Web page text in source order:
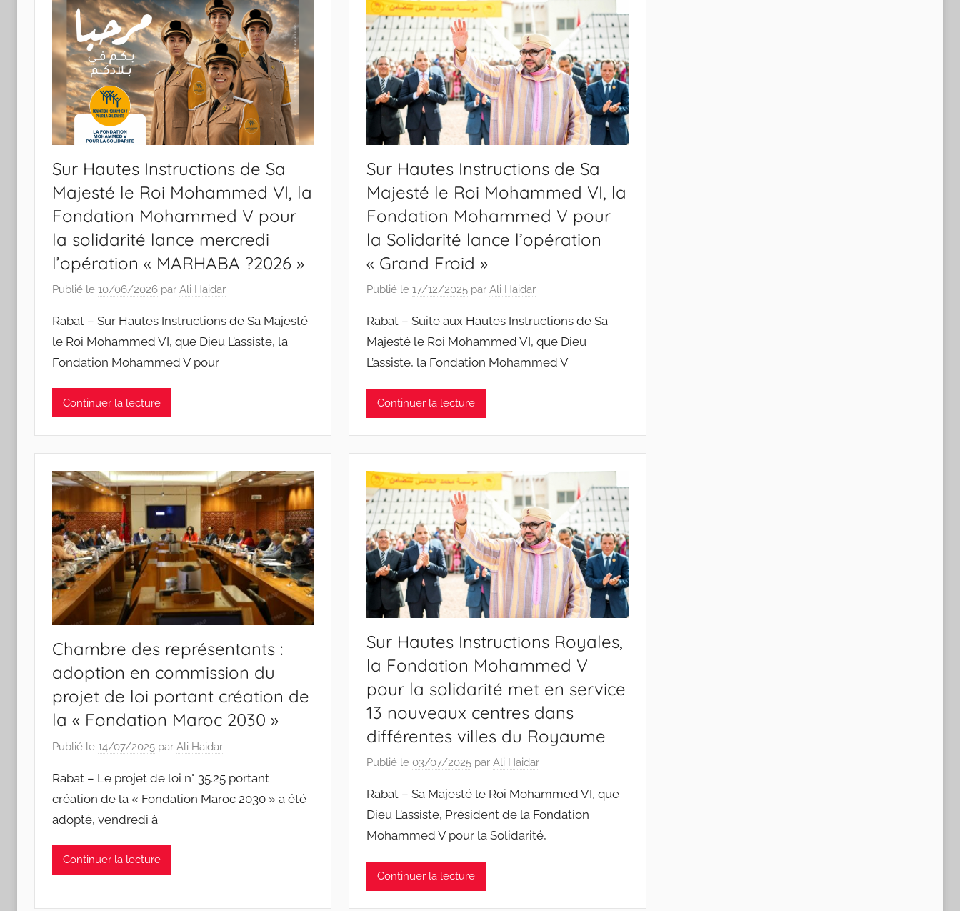
Sur Hautes Instructions de Sa
Majesté le Roi Mohammed VI, la
Fondation Mohammed V pour
la solidarité lance mercredi
l’opération « MARHABA ?2026 »
Publié le 10/06/2026 par Ali Haidar
Rabat – Sur Hautes Instructions de Sa Majesté
le Roi Mohammed VI, que Dieu L’assiste, la
Fondation Mohammed V pour
Continuer la lecture
Sur Hautes Instructions de Sa
Majesté le Roi Mohammed VI, la
Fondation Mohammed V pour
la Solidarité lance l’opération
« Grand Froid »
Publié le17/12/2025 parAli Haidar
Rabat – Suite aux Hautes Instructions de Sa
Majesté le Roi Mohammed VI, que Dieu
L’assiste, la Fondation Mohammed V
Continuer la lecture
Chambre des représentants :
adoption en commission du
projet de loi portant création de
la « Fondation Maroc 2030 »
Publié le 14/07/2025 par Ali Haidar
Rabat – Le projet de loi n° 35.25 portant
création de la « Fondation Maroc 2030 » a été
adopté, vendredi à
Continuer la lecture
Sur Hautes Instructions Royales,
la Fondation Mohammed V
pour la solidarité met en service
13 nouveaux centres dans
différentes villes du Royaume
Publié le 03/07/2025 parAli Haidar
Rabat – Sa Majesté le Roi Mohammed VI, que
Dieu L’assiste, Président de la Fondation
Mohammed V pour la Solidarité,
Continuer la lecture